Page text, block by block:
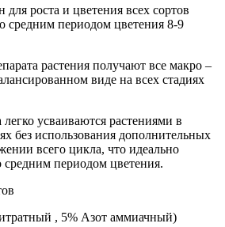
для роста и цветения всех сортов
средним периодом цветения 8-9
растения получают все макро –
виде на всех стадиях
усваиваются растениями в
без использования дополнительных
всего цикла, что идеально
средним периодом цветения.
, 5% Азот аммиачный)